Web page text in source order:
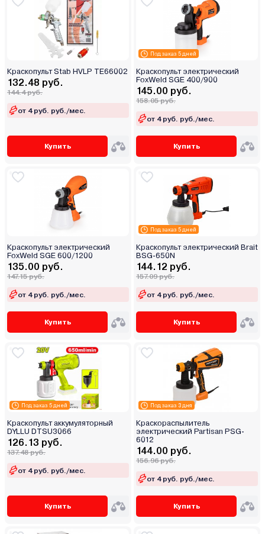
Краскопульт Stab HVLP TE66002
132.48 руб.
144.4 руб.
от 4 руб. руб./мес.
Купить
Под заказ 5 дней
Краскопульт электрический
FoxWeld SGE 400/900
145.00 руб.
158.05 руб.
от 4 руб. руб./мес.
Купить
Краскопульт электрический
FoxWeld SGE 600/1200
135.00 руб.
147.15 руб.
от 4 руб. руб./мес.
Купить
Под заказ 5 дней
Краскопульт электрический Brait
BSG-650N
144.12 руб.
157.09 руб.
от 4 руб. руб./мес.
Купить
Под заказ 5 дней
Краскопульт аккумуляторный
DYLLU DTSU3066
126.13 руб.
137.48 руб.
от 4 руб. руб./мес.
Купить
Под заказ 3 дня
Краскораспылитель
электрический Partisan PSG-
6012
144.00 руб.
156.96 руб.
от 4 руб. руб./мес.
Купить